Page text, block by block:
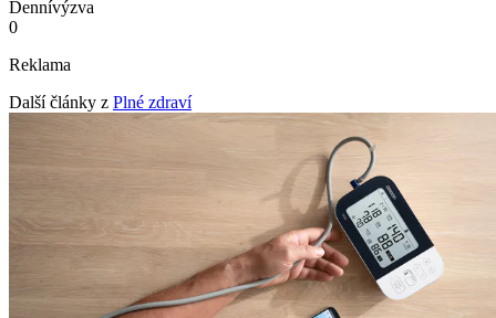
Dennívýzva
0
Reklama
Další články z Plné zdraví